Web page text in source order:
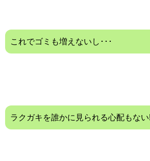
これでゴミも増えないし･･･
ラクガキを誰かに見られる心配もない